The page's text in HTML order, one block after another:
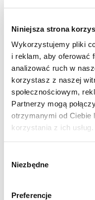
Niniejsza strona
Wykorzystujemy pliki
i reklam, aby oferować
analizować ruch w
korzystasz z naszej
społecznościowym,
Partnerzy mogą
otrzymanymi od Ciebie
korzystania z ich usług.
zgody
Niezbędne
Preferencje